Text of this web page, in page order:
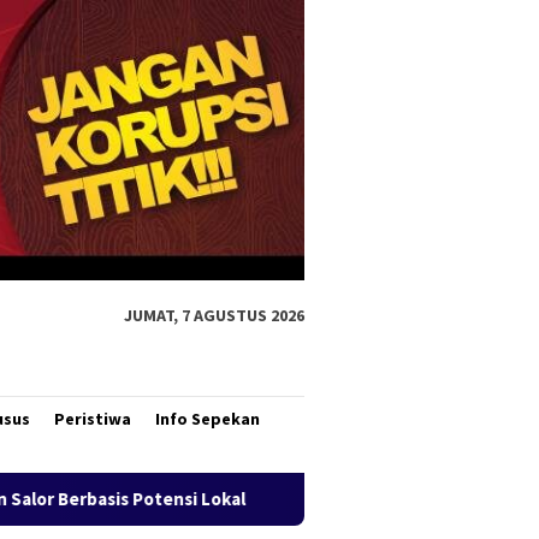
JUMAT, 7 AGUSTUS 2026
Peristiwa Info Sepekan
Bank Mandiri Region XII Hadirkan Livin’ Berbagi Rp1,